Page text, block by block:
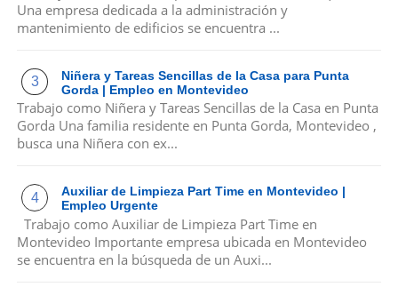
Una empresa dedicada a la administración y
mantenimiento de edificios se encuentra ...
Niñera y Tareas Sencillas de la Casa para Punta
Gorda | Empleo en Montevideo
Trabajo como Niñera y Tareas Sencillas de la Casa en Punta
Gorda Una familia residente en Punta Gorda, Montevideo ,
busca una Niñera con ex...
Auxiliar de Limpieza Part Time en Montevideo |
Empleo Urgente
Trabajo como Auxiliar de Limpieza Part Time en
Montevideo Importante empresa ubicada en Montevideo
se encuentra en la búsqueda de un Auxi...